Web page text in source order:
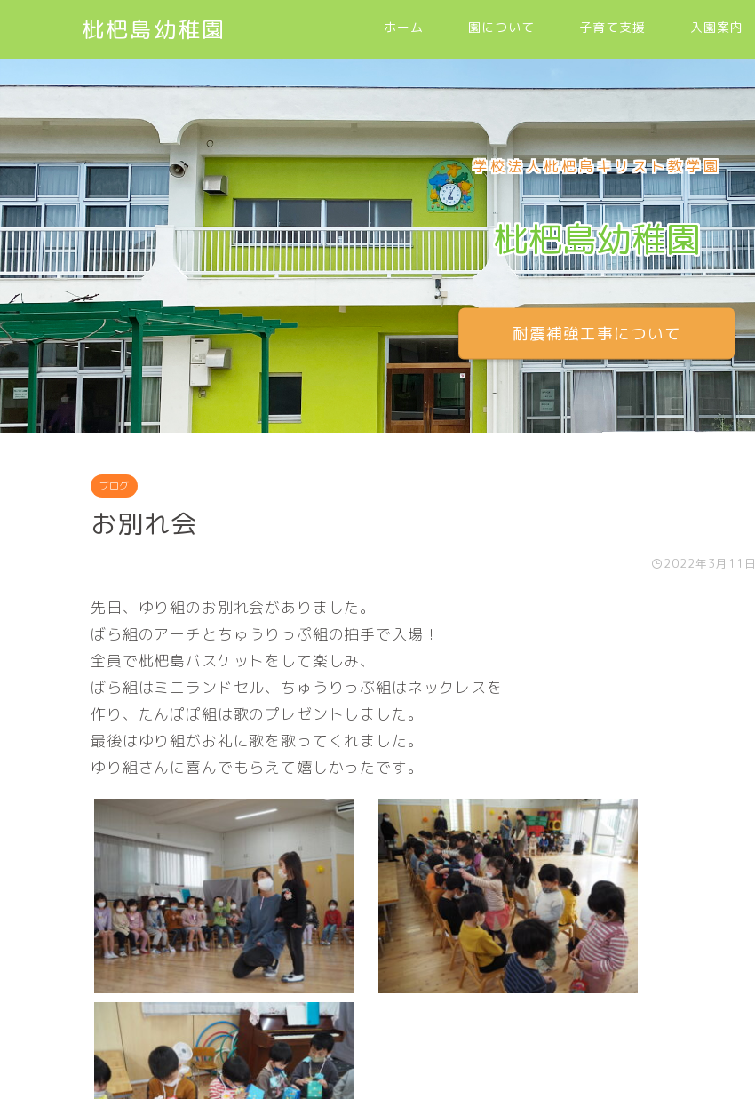
枇杷島幼稚園 ホーム 園について 子育て支援 入園案内
学校法人枇杷島キリスト教学園
枇杷島幼稚園
耐震補強工事について
ブログ
お別れ会
2022年3月11日
先日、ゆり組のお別れ会がありました。
ばら組のアーチとちゅうりっぷ組の拍手で入場！
全員で枇杷島バスケットをして楽しみ、
ばら組はミニランドセル、ちゅうりっぷ組はネックレスを
作り、たんぽぽ組は歌のプレゼントしました。
最後はゆり組がお礼に歌を歌ってくれました。
ゆり組さんに喜んでもらえて嬉しかったです。